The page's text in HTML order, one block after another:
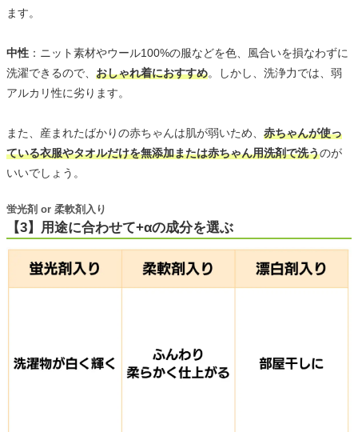
ます。
中性 ：ニット素材やウール100%の服などを色、風合いを損なわずに
洗濯できるので、 おしゃれ着におすすめ。しかし、洗浄力では、弱
アルカリ性に劣ります。
また、産まれたばかりの赤ちゃんは肌が弱いため、 赤ちゃんが使っ
ている衣服やタオルだけを無添加または赤ちゃん用洗剤で洗うのが
いいでしょう。
【3】用途に合わせて+αの成分を選ぶ
蛍光剤 or 柔軟剤入り